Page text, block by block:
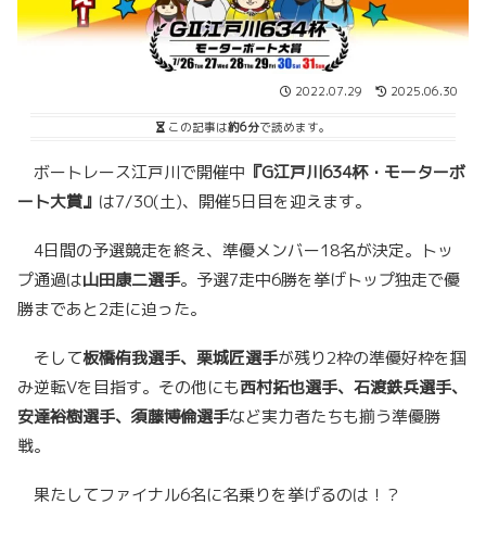
2022.07.29 2025.06.30
この記事は約6分で読めます。
ボートレース江戸川で開催中 『G江戸川634杯・モーターボ
ート大賞』 は7/30(土)、開催5日目を迎えます。
4日間の予選競走を終え、準優メンバー18名が決定。トッ
プ通過は山田康二選手。予選7走中6勝を挙げトップ独走で優
勝まであと2走に迫った。
そして板橋侑我選手、栗城匠選手が残り2枠の準優好枠を掴
み逆転Vを目指す。その他にも西村拓也選手、石渡鉄兵選手、
安達裕樹選手、須藤博倫選手など実力者たちも揃う準優勝
戦。
果たしてファイナル6名に名乗りを挙げるのは！？